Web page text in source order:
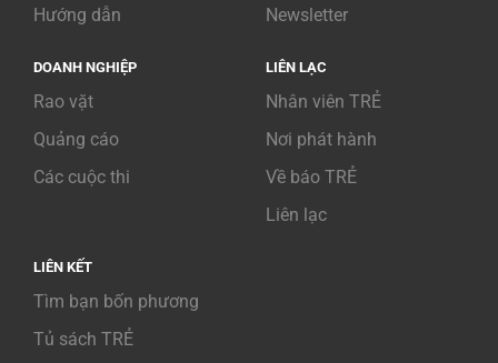
Hướng dẫn
Newsletter
DOANH NGHIỆP
Rao vặt
Quảng cáo
Các cuộc thi
LIÊN LẠC
Nhân viên TRẺ
Nơi phát hành
Về báo TRẺ
Liên lạc
LIÊN KẾT
Tìm bạn bốn phương
Tủ sách TRẺ